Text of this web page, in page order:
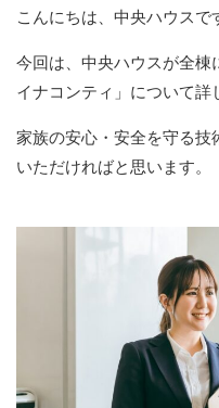
こんにちは、中央ハウスで
今回は、中央ハウスが全棟
イナコンティ」について詳
家族の安心・安全を守る技
いただければと思います。